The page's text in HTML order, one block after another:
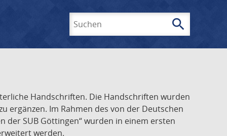
search
Handschriften. Die Handschriften wurden
ergänzen. Im Rahmen des von der Deutschen
SUB Göttingen“ wurden in einem ersten
werden.